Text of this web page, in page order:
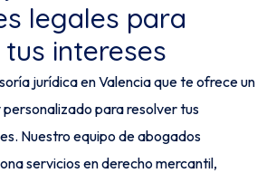
legales para
intereses
jurídica en Valencia que te ofrece un
para resolver tus
Nuestro equipo de abogados
servicios en derecho mercantil,